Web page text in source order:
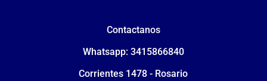
Contactanos
Whatsapp: 3415866840
Corrientes 1478 - Rosario